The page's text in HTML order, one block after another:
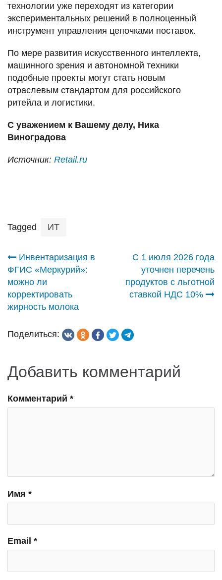
технологии уже переходят из категории
экспериментальных решений в полноценный
инструмент управления цепочками поставок.
По мере развития искусственного интеллекта,
машинного зрения и автономной техники
подобные проекты могут стать новым
отраслевым стандартом для российского
ритейла и логистики.
С уважением к Вашему делу, Ника
Виноградова
Источник: Retail.ru
Tagged ИТ
Навигация
по
записям
Инвентаризация в
ФГИС «Меркурий»:
можно ли
корректировать
жирность молока
С 1 июля 2026 года
уточнен перечень
продуктов с льготной
ставкой НДС 10%
Поделиться:
Добавить комментарий
Комментарий *
Имя *
Email *